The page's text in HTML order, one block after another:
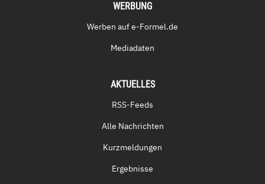
WERBUNG
Werben auf e-Formel.de
Mediadaten
AKTUELLES
RSS-Feeds
Alle Nachrichten
Kurzmeldungen
Ergebnisse